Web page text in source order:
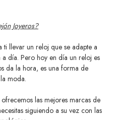
Joyeros?
ti llevar un reloj que se adapte a
a día. Pero hoy en día un reloj es
da la hora, es una forma de
moda.
las mejores marcas de
siguiendo a su vez con las